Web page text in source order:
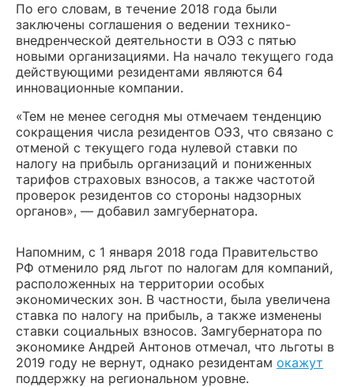
По его словам, в течение 2018 года были
заключены соглашения о ведении технико-
внедренческой деятельности в ОЭЗ с пятью
новыми организациями. На начало текущего года
действующими резидентами являются 64
инновационные компании.
«Тем не менее сегодня мы отмечаем тенденцию
сокращения числа резидентов ОЭЗ, что связано с
отменой с текущего года нулевой ставки по
налогу на прибыль организаций и пониженных
тарифов страховых взносов, а также частотой
проверок резидентов со стороны надзорных
органов», — добавил замгубернатора.
Напомним, с 1 января 2018 года Правительство
РФ отменило ряд льгот по налогам для компаний,
расположенных на территории особых
экономических зон. В частности, была увеличена
ставка по налогу на прибыль, а также изменены
ставки социальных взносов. Замгубернатора по
экономике Андрей Антонов отмечал, что льготы в
2019 году не вернут, однако резидентам окажут
поддержку на региональном уровне.